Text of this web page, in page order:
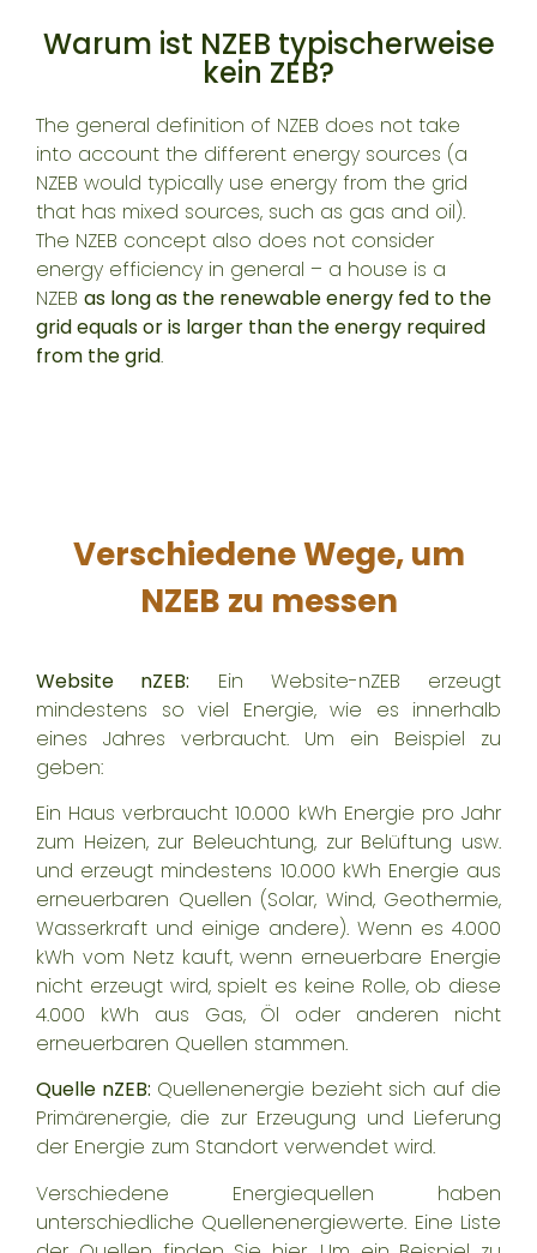
Warum ist NZEB typischerweise
kein ZEB?
The general definition of NZEB does not take
into account the different energy sources (a
NZEB would typically use energy from the grid
that has mixed sources, such as gas and oil).
The NZEB concept also does not consider
energy efficiency in general – a house is a
NZEB as long as the renewable energy fed to the
grid equals or is larger than the energy required
from the grid.
Verschiedene Wege, um
NZEB zu messen
Website nZEB: Ein Website-nZEB erzeugt
mindestens so viel Energie, wie es innerhalb
eines Jahres verbraucht. Um ein Beispiel zu
geben:
Ein Haus verbraucht 10.000 kWh Energie pro Jahr
zum Heizen, zur Beleuchtung, zur Belüftung usw.
und erzeugt mindestens 10.000 kWh Energie aus
erneuerbaren Quellen (Solar, Wind, Geothermie,
Wasserkraft und einige andere). Wenn es 4.000
kWh vom Netz kauft, wenn erneuerbare Energie
nicht erzeugt wird, spielt es keine Rolle, ob diese
4.000 kWh aus Gas, Öl oder anderen nicht
erneuerbaren Quellen stammen.
Quelle nZEB: Quellenenergie bezieht sich auf die
Primärenergie, die zur Erzeugung und Lieferung
der Energie zum Standort verwendet wird.
Verschiedene Energiequellen haben
unterschiedliche Quellenenergiewerte. Eine Liste